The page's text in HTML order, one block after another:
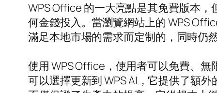
WPS Office 的一大亮點是其免費版本
何金錢投入。當瀏覽網站上的 WPS
滿足本地市場的需求而定制的，同時仍
使用 WPS Office，使用者可以免費、
可以選擇更新到 WPS AI，它提供了額